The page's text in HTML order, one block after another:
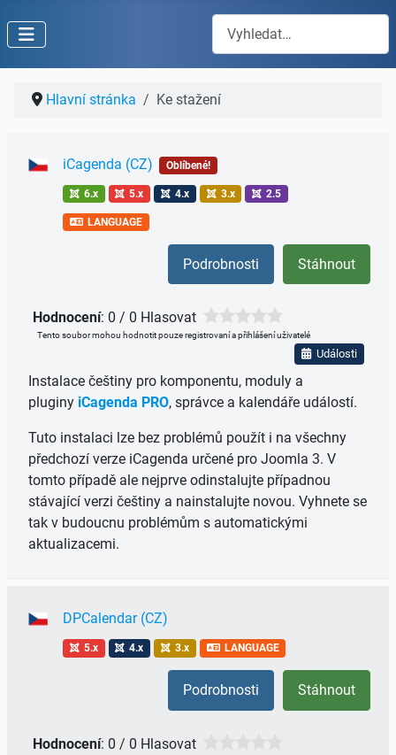
Hledat
Hlavní stránka Ke stažení
iCagenda (CZ) Oblíbené!
6.x 5.x 4.x 3.x 2.5
LANGUAGE
Stáhnout
Podrobnosti
Hodnocení: 0 / 0 Hlasovat
Tento soubor mohou hodnotit pouze registrovaní a přihlášení uživatelé
Události
Instalace češtiny pro komponentu, moduly a
pluginy iCagenda PRO, správce a kalendáře událostí.
Tuto instalaci lze bez problémů použít i na všechny
předchozí verze iCagenda určené pro Joomla 3. V
tomto případě ale nejprve odinstalujte případnou
stávající verzi češtiny a nainstalujte novou. Vyhnete se
tak v budoucnu problémům s automatickými
aktualizacemi.
DPCalendar (CZ)
5.x 4.x 3.x LANGUAGE
Stáhnout
Podrobnosti
Hodnocení: 0 / 0 Hlasovat